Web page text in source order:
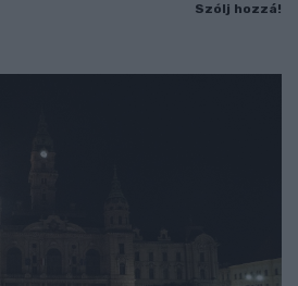
Szólj hozzá!